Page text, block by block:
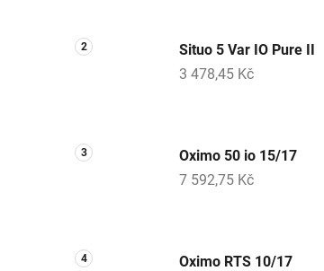
Situo 5 Var IO Pure II
3 478,45 Kč
Oximo 50 io 15/17
7 592,75 Kč
Oximo RTS 10/17